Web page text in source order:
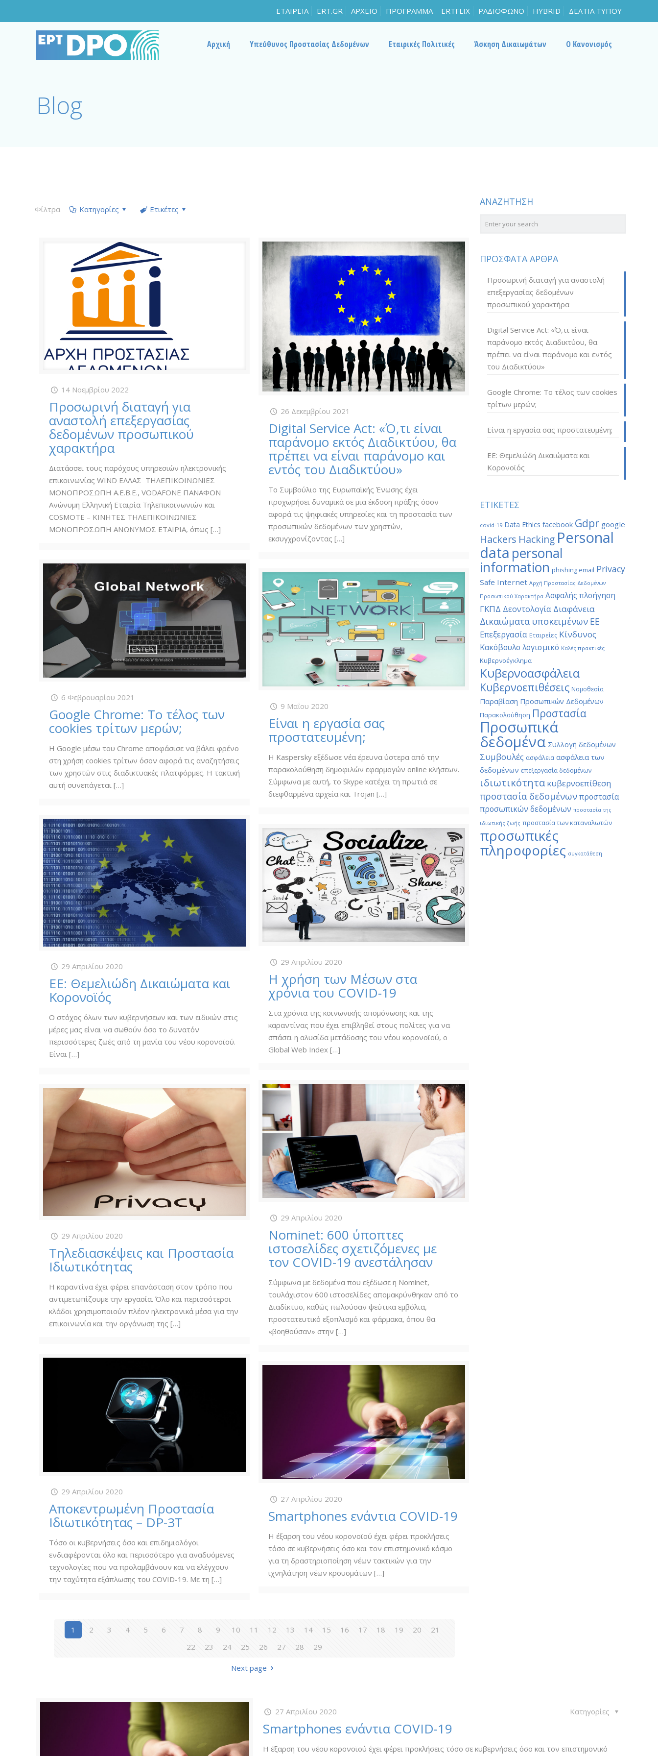
ΕΤΑΙΡΕΙΑ ERT.GR ΑΡΧΕΙΟ ΠΡΟΓΡΑΜΜΑ ERTFLIX ΡΑΔΙΟΦΩΝΟ HYBRID ΔΕΛΤΙΑ ΤΥΠΟΥ
Αρχική Υπεύθυνος Προστασίας Δεδομένων Εταιρικές Πολιτικές Άσκηση Δικαιωμάτων Ο Κανονισμός
Blog
Φίλτρα Κατηγορίες Ετικέτες
14 Νοεμβρίου 2022
Προσωρινή διαταγή για
αναστολή επεξεργασίας
δεδομένων προσωπικού
χαρακτήρα
Διατάσσει τους παρόχους υπηρεσιών ηλεκτρονικής
επικοινωνίας WIND ΕΛΛΑΣ ΤΗΛΕΠΙΚΟΙΝΩΝΙΕΣ
ΜΟΝΟΠΡΟΣΩΠΗ Α.Ε.Β.Ε., VODAFONE ΠΑΝΑΦΟΝ
Ανώνυμη Ελληνική Εταιρία Τηλεπικοινωνιών και
COSMOTE – ΚΙΝΗΤΕΣ ΤΗΛΕΠΙΚΟΙΝΩΝΙΕΣ
ΜΟΝΟΠΡΟΣΩΠΗ ΑΝΩΝΥΜΟΣ ΕΤΑΙΡΙΑ, όπως […]
26 Δεκεμβρίου 2021
Digital Service Act: «Ό,τι είναι
παράνομο εκτός Διαδικτύου, θα
πρέπει να είναι παράνομο και
εντός του Διαδικτύου»
Το Συμβούλιο της Ευρωπαϊκής Ένωσης έχει
προχωρήσει δυναμικά σε μια έκδοση πράξης όσον
αφορά τις ψηφιακές υπηρεσίες και τη προστασία των
προσωπικών δεδομένων των χρηστών,
εκσυγχρονίζοντας […]
6 Φεβρουαρίου 2021
Google Chrome: Το τέλος των
cookies τρίτων μερών;
Η Google μέσω του Chrome αποφάσισε να βάλει φρένο
στη χρήση cookies τρίτων όσον αφορά τις αναζητήσεις
των χρηστών στις διαδικτυακές πλατφόρμες. Η τακτική
αυτή συνεπάγεται […]
9 Μαΐου 2020
Είναι η εργασία σας
προστατευμένη;
Η Kaspersky εξέδωσε νέα έρευνα ύστερα από την
παρακολούθηση δημοφιλών εφαρμογών online κλήσεων.
Σύμφωνα με αυτή, το Skype κατέχει τη πρωτιά σε
διεφθαρμένα αρχεία και Trojan […]
29 Απριλίου 2020
ΕΕ: Θεμελιώδη Δικαιώματα και
Κορονοϊός
Ο στόχος όλων των κυβερνήσεων και των ειδικών στις
μέρες μας είναι να σωθούν όσο το δυνατόν
περισσότερες ζωές από τη μανία του νέου κορονοϊού.
Είναι […]
29 Απριλίου 2020
Η χρήση των Μέσων στα
χρόνια του COVID-19
Στα χρόνια της κοινωνικής απομόνωσης και της
καραντίνας που έχει επιβληθεί στους πολίτες για να
σπάσει η αλυσίδα μετάδοσης του νέου κορονοϊού, ο
Global Web Index […]
29 Απριλίου 2020
Nominet: 600 ύποπτες
ιστοσελίδες σχετιζόμενες με
τον COVID-19 ανεστάλησαν
Σύμφωνα με δεδομένα που εξέδωσε η Nominet,
τουλάχιστον 600 ιστοσελίδες απομακρύνθηκαν από το
Διαδίκτυο, καθώς πωλούσαν ψεύτικα εμβόλια,
προστατευτικό εξοπλισμό και φάρμακα, όπου θα
«βοηθούσαν» στην […]
29 Απριλίου 2020
Τηλεδιασκέψεις και Προστασία
Ιδιωτικότητας
Η καραντίνα έχει φέρει επανάσταση στον τρόπο που
αντιμετωπίζουμε την εργασία. Όλο και περισσότεροι
κλάδοι χρησιμοποιούν πλέον ηλεκτρονικά μέσα για την
επικοινωνία και την οργάνωση της […]
29 Απριλίου 2020
Αποκεντρωμένη Προστασία
Ιδιωτικότητας – DP-3T
Τόσο οι κυβερνήσεις όσο και επιδημιολόγοι
ενδιαφέρονται όλο και περισσότερο για αναδυόμενες
τεχνολογίες που να προλαμβάνουν και να ελέγχουν
την ταχύτητα εξάπλωσης του COVID-19. Με τη […]
27 Απριλίου 2020
Smartphones ενάντια COVID-19
Η έξαρση του νέου κορονοϊού έχει φέρει προκλήσεις
τόσο σε κυβερνήσεις όσο και τον επιστημονικό κόσμο
για τη δραστηριοποίηση νέων τακτικών για την
ιχνηλάτηση νέων κρουσμάτων […]
1 2 3 4 5 6 7 8 9 10 11 12 13 14 15 16 17 18 19 20
21
22
23 24 25 26 27 28 29
Next page
ΑΝΑΖΗΤΗΣΗ
ΠΡΟΣΦΑΤΑ ΑΡΘΡΑ
Προσωρινή διαταγή για αναστολή
επεξεργασίας δεδομένων
προσωπικού χαρακτήρα
Digital Service Act: «Ό,τι είναι
παράνομο εκτός Διαδικτύου, θα
πρέπει να είναι παράνομο και εντός
του Διαδικτύου»
Google Chrome: Το τέλος των cookies
τρίτων μερών;
Είναι η εργασία σας προστατευμένη;
ΕΕ: Θεμελιώδη Δικαιώματα και
Κορονοϊός
ΕΤΙΚΕΤΕΣ
covid-19 Data Ethics facebook Gdpr google
Hackers Hacking Personal
data personal
information phishing email Privacy
Safe Internet Αρχή Προστασίας Δεδομένων
Προσωπικού Χαρακτήρα Ασφαλής πλοήγηση
ΓΚΠΔ Δεοντολογία Διαφάνεια
Δικαιώματα υποκειμένων ΕΕ
Επεξεργασία Εταιρείες Κίνδυνος
Κακόβουλο λογισμικό Καλές πρακτικές
Κυβερνοέγκλημα
Κυβερνοασφάλεια
Κυβερνοεπιθέσεις Νομοθεσία
Παραβίαση Προσωπικών Δεδομένων
Παρακολούθηση Προστασία
Προσωπικά
δεδομένα Συλλογή δεδομένων
Συμβουλές ασφάλεια ασφάλεια των
δεδομένων επεξεργασία δεδομένων
ιδιωτικότητα κυβερνοεπίθεση
προστασία δεδομένωνπροστασία
προσωπικών δεδομένων προστασία της
ιδιωτικής ζωής προστασία των καταναλωτών
προσωπικές
πληροφορίες συγκατάθεση
27 Απριλίου 2020 Κατηγορίες
Smartphones ενάντια COVID-19
Η έξαρση του νέου κορονοϊού έχει φέρει προκλήσεις τόσο σε κυβερνήσεις όσο και τον επιστημονικό